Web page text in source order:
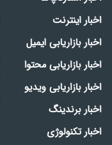
اخبار اینترنت
اخبار بازاریابی ایمیل
اخبار بازاریابی محتوا
اخبار بازاریابی ویدیو
اخبار برندینگ
اخبار تکنولوژی